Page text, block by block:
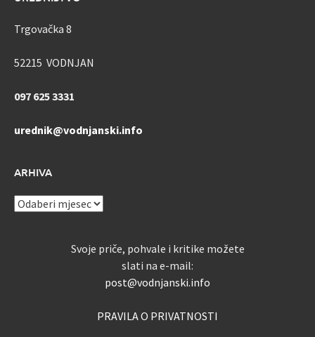
Trgovačka 8
52215 VODNJAN
097 625 3331
urednik@vodnjanski.info
ARHIVA
ARHIVA
Svoje priče, pohvale i kritike možete
slati na e-mail:
post@vodnjanski.info
PRAVILA O PRIVATNOSTI